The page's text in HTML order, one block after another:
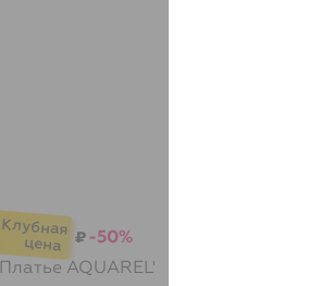
₽ -50%
ПлатьеAQUAREL'